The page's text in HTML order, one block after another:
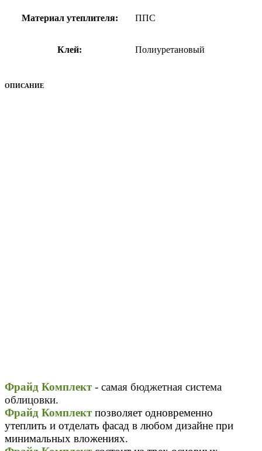
Материал утеплителя: ППС
Клей: Полиуретановый
ОПИСАНИЕ
Фрайд Комплект - самая бюджетная система
облицовки.
Фрайд Комплект позволяет одновременно
утеплить и отделать фасад в любом дизайне при
минимальных вложениях.